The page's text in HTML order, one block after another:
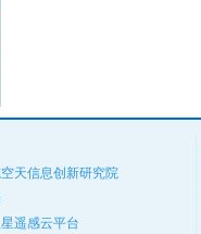
天信息创新研究院
遥感云平台